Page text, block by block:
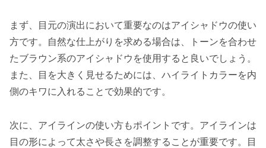
まず、目元の演出において重要なのはアイシャドウの使い
方です。自然な仕上がりを求める場合は、トーンを合わせ
たブラウン系のアイシャドウを使用すると良いでしょう。
また、目を大きく見せるためには、ハイライトカラーを内
側のキワに入れることで効果的です。
次に、アイラインの使い方もポイントです。アイラインは
目の形によって太さや長さを調整することが重要です。目